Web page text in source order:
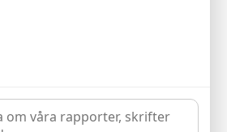
partipolitiskt och fackligt obunden
för en tillgänglig och
Rådets vision är att alla barn
att utvecklas genom
av hög kvalitet och tillgänglighet.